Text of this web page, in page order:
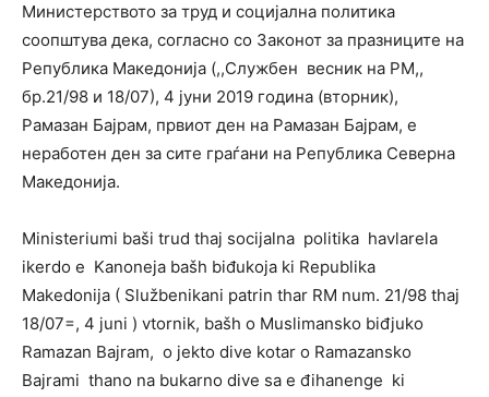
Министерството за труд и социјална политика
соопштува дека, согласно со Законот за празниците на
Република Македонија (,,Службен весник на РМ,,
бр.21/98 и 18/07), 4 јуни 2019 година (вторник),
Рамазан Бајрам, првиот ден на Рамазан Бајрам, е
неработен ден за сите граѓани на Република Северна
Македонија.
Ministeriumi baši trud thaj socijalna politika havlarela
ikerdo e Kanoneja bašh biđukoja ki Republika
Makedonija ( Službenikani patrin thar RM num. 21/98 thaj
18/07=, 4 juni ) vtornik, bašh o Muslimansko biđjuko
Ramazan Bajram, o jekto dive kotar o Ramazansko
Bajrami thano na bukarno dive sa e đihanenge ki